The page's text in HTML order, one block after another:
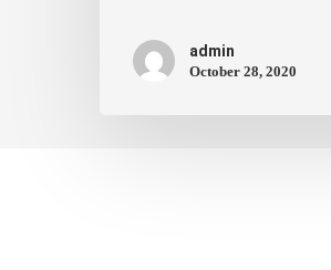
admin
October 28, 2020